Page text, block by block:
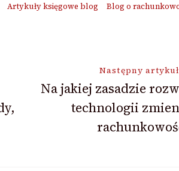
Artykuły księgowe blog Blog o
Następny artykuł
Na jakiej zasadzie
technologii